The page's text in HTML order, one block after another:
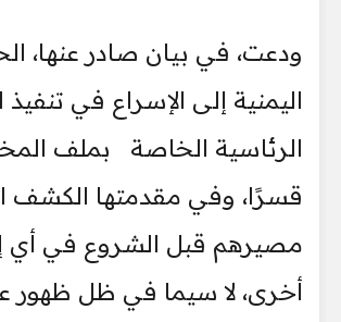
ودعت، في بيان صادر عنها،
اليمنية إلى الإسراع في تنفيذ
الرئاسية الخاصة بملف
قسرًا، وفي مقدمتها الكشف
مصيرهم قبل الشروع في أي
أخرى، لا سيما في ظل ظهور